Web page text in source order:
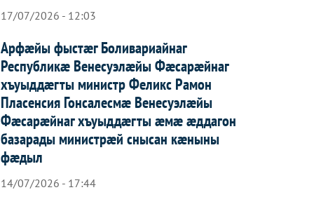
17/07/2026 - 12:03
Арфæйы фыстæг Боливариайнаг
Республикæ Венесуэлæйы Фæсарæйнаг
хъуыддæгты министр Феликс Рамон
Пласенсия Гонсалесмæ Венесуэлæйы
Фæсарæйнаг хъуыддæгты æмæ æддагон
базарады министрæй снысан кæныны
фæдыл
14/07/2026 - 17:44